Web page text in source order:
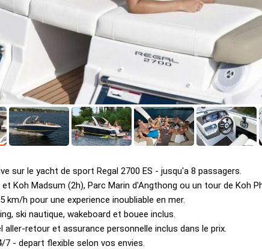
sur le yacht de sport Regal 2700 ES - jusqu'a 8 passagers.
Koh Madsum (2h), Parc Marin d'Angthong ou un tour de Koh
km/h pour une experience inoubliable en mer.
ski nautique, wakeboard et bouee inclus.
retour et assurance personnelle inclus dans le prix.
7 - depart flexible selon vos envies.